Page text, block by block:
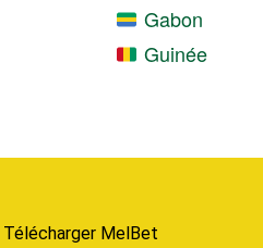
Gabon
Guinée
MelBet